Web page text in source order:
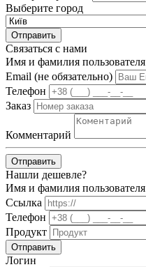
Выберите город
Отправить
Связаться с нами
Имя и фамилия пользователя
Email (не обязательно)
Телефон
Заказ
Комментарий
Отправить
Нашли дешевле?
Имя и фамилия пользователя
Ссылка
Телефон
Продукт
Отправить
Логин